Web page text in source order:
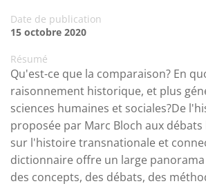
Date de publication
15 octobre 2020
Résumé
Qu'est-ce que la comparaison? En
raisonnement historique, et plus
sciences humaines et sociales?De
proposée par Marc Bloch aux
sur l'histoire transnationale et
dictionnaire offre un large
des concepts, des débats, des